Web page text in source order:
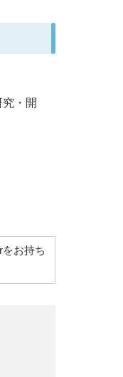
・開
お持ち